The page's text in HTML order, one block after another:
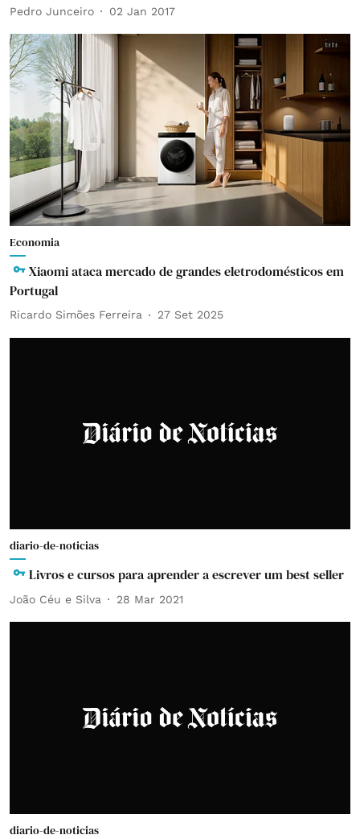
Pedro Junceiro 02 Jan 2017
Economia
Xiaomi ataca mercado de grandes eletrodomésticos em
Portugal
Ricardo Simões Ferreira 27 Set 2025
diario-de-noticias
Livros e cursos para aprender a escrever um best seller
João Céu e Silva 28 Mar 2021
diario-de-noticias